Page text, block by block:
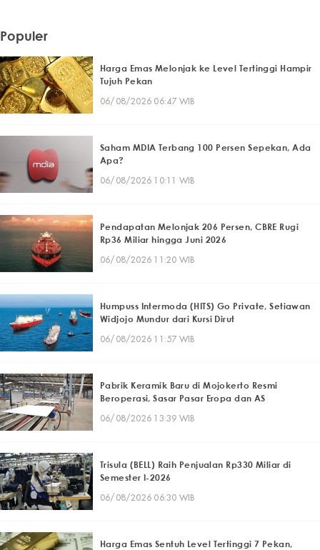
Populer
Harga Emas Melonjak ke Level Tertinggi Hampir
Tujuh Pekan
06/08/2026 06:47 WIB
Saham MDIA Terbang 100 Persen Sepekan, Ada
Apa?
06/08/2026 10:11 WIB
Pendapatan Melonjak 206 Persen, CBRE Rugi
Rp36 Miliar hingga Juni 2026
06/08/2026 11:20 WIB
Humpuss Intermoda (HITS) Go Private, Setiawan
Widjojo Mundur dari Kursi Dirut
06/08/2026 11:57 WIB
Pabrik Keramik Baru di Mojokerto Resmi
Beroperasi, Sasar Pasar Eropa dan AS
06/08/2026 13:39 WIB
Trisula (BELL) Raih Penjualan Rp330 Miliar di
Semester I-2026
06/08/2026 06:30 WIB
Harga Emas Sentuh Level Tertinggi 7 Pekan,